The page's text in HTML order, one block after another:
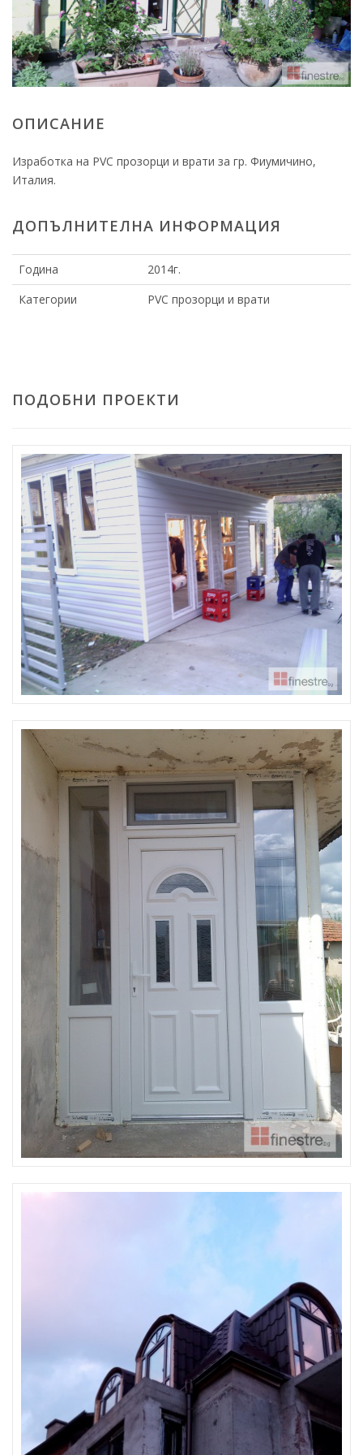
ОПИСАНИЕ
Изработка на PVC прозорци и врати за гр. Фиумичино,
Италия.
ДОПЪЛНИТЕЛНА ИНФОРМАЦИЯ
Година
2014г.
Категории
PVC прозорци и врати
ПОДОБНИ ПРОЕКТИ